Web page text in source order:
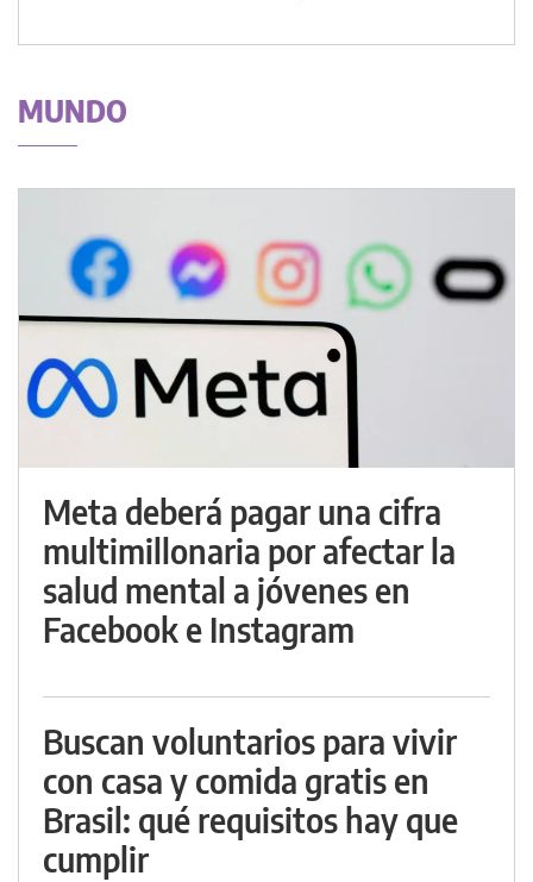
MUNDO
Meta deberá pagar una cifra
multimillonaria por afectar la
salud mental a jóvenes en
Facebook e Instagram
Buscan voluntarios para vivir
con casa y comida gratis en
Brasil: qué requisitos hay que
cumplir